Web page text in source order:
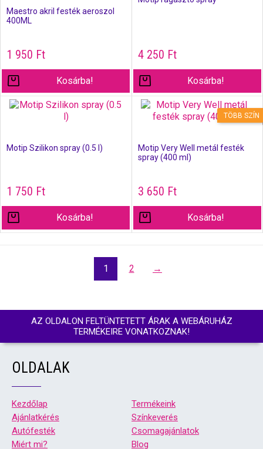
Maestro akril festék aeroszol
400ML
1 950 Ft
Kosárba!
4 250 Ft
Kosárba!
Motip Szilikon spray (0.5 l)
1 750 Ft
Kosárba!
TÖBB SZÍN
Motip Very Well metál festék
spray (400 ml)
3 650 Ft
Kosárba!
1 2 →
AZ OLDALON FELTÜNTETETT ÁRAK A WEBÁRUHÁZ
TERMÉKEIRE VONATKOZNAK!
OLDALAK
Kezdőlap
Termékeink
Ajánlatkérés
Színkeverés
Autófesték
Csomagajánlatok
Miért mi?
Blog